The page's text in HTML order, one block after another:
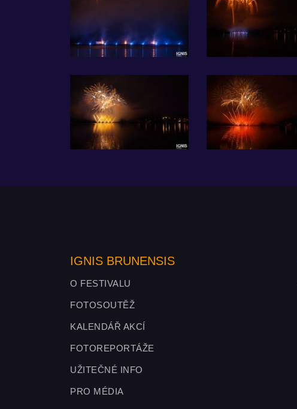
IGNIS BRUNENSIS
O FESTIVALU
FOTOSOUTĚŽ
KALENDÁŘ AKCÍ
FOTOREPORTÁŽE
UŽITEČNÉ INFO
PRO MÉDIA